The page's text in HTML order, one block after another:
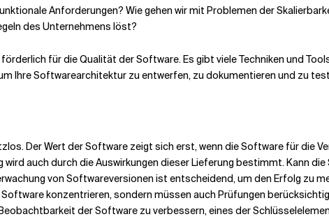
Anforderungen? Wie gehen wir mit Problemen der
des Unternehmens löst?
für die Qualität der Software. Es gibt viele Techniken und
Ihre Softwarearchitektur zu entwerfen, zu dokumentieren und zu
Der Wert der Software zeigt sich erst, wenn die Software für die
auch durch die Auswirkungen dieser Lieferung bestimmt. Kann
von Softwareversionen ist entscheidend, um den Erfolg zu
konzentrieren, sondern müssen auch Prüfungen
der Software zu verbessern, eines der